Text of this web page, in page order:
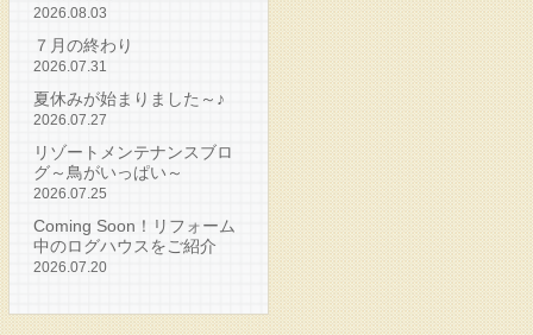
2026.08.03
７月の終わり
2026.07.31
夏休みが始まりました～♪
2026.07.27
リゾートメンテナンスブロ
グ～鳥がいっぱい～
2026.07.25
Coming Soon！リフォーム
中のログハウスをご紹介
2026.07.20